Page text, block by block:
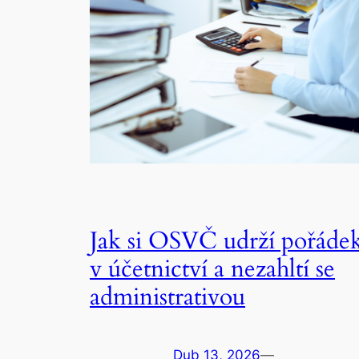
Jak si OSVČ udrží
v účetnictví a nezahltí se
administrativou
Dub 13, 2026—